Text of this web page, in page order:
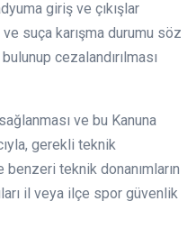
giriş ve çıkışlar
suça karışma durumu söz
cezalandırılması
ve bu Kanuna
gerekli teknik
benzeri teknik donanımların
il veya ilçe spor güvenlik